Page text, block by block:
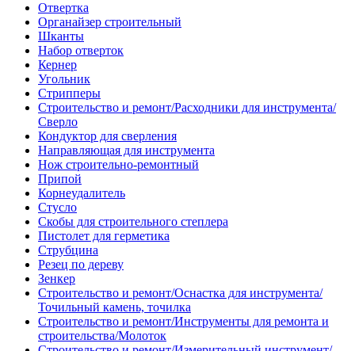
Отвертка
Органайзер строительный
Шканты
Набор отверток
Кернер
Угольник
Стрипперы
Строительство и ремонт/Расходники для инструмента/
Сверло
Кондуктор для сверления
Направляющая для инструмента
Нож строительно-ремонтный
Припой
Корнеудалитель
Стусло
Скобы для строительного степлера
Пистолет для герметика
Струбцина
Резец по дереву
Зенкер
Строительство и ремонт/Оснастка для инструмента/
Точильный камень, точилка
Строительство и ремонт/Инструменты для ремонта и
строительства/Молоток